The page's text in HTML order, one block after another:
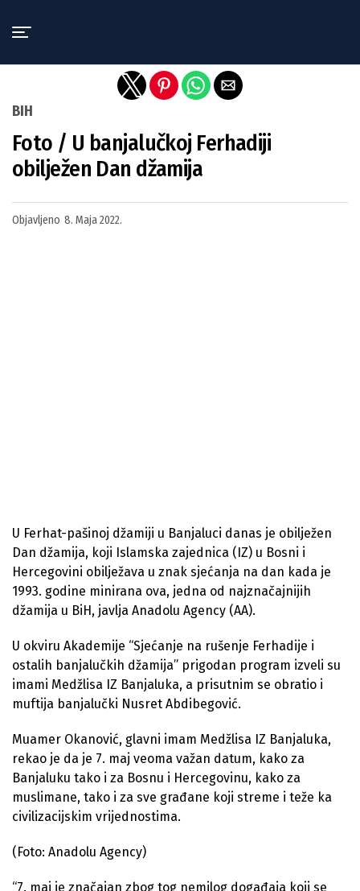
BIH
Foto / U banjalučkoj Ferhadiji
obilježen Dan džamija
Objavljeno 8. Maja 2022.
U Ferhat-pašinoj džamiji u Banjaluci danas je obilježen
Dan džamija, koji Islamska zajednica (IZ) u Bosni i
Hercegovini obilježava u znak sjećanja na dan kada je
1993. godine minirana ova, jedna od najznačajnijih
džamija u BiH, javlja Anadolu Agency (AA).
U okviru Akademije “Sjećanje na rušenje Ferhadije i
ostalih banjalučkih džamija” prigodan program izveli su
imami Medžlisa IZ Banjaluka, a prisutnim se obratio i
muftija banjalučki Nusret Abdibegović.
Muamer Okanović, glavni imam Medžlisa IZ Banjaluka,
rekao je da je 7. maj veoma važan datum, kako za
Banjaluku tako i za Bosnu i Hercegovinu, kako za
muslimane, tako i za sve građane koji streme i teže ka
civilizacijskim vrijednostima.
(Foto: Anadolu Agency)
“7. maj je značajan zbog tog nemilog događaja koji se